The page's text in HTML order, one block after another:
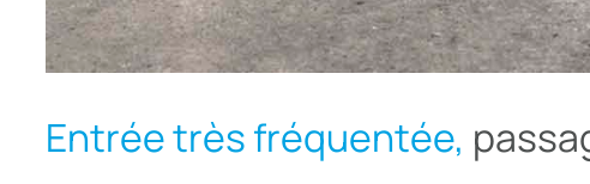
Entrée très fréquentée,